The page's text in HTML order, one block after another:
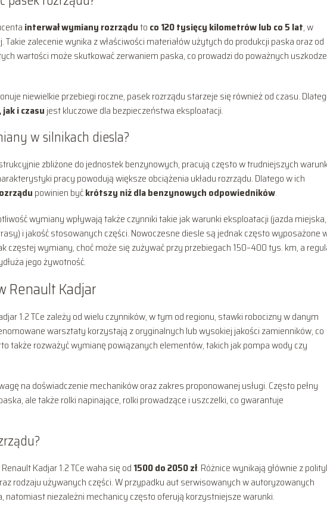
interwał wymiany rozrząduto co 120 tysięcy kilometrów lub co 5 lat, w
zalecenie wynika z właściwości materiałów użytych do produkcji paska oraz od
wartości może skutkować zerwaniem paska, co prowadzi do poważnych
niewielkie przebiegi roczne, pasek rozrządu starzeje się również od czasu.
i czasu jest kluczowe dla bezpieczeństwa eksploatacji.
w silnikach diesla?
zbliżone do jednostek benzynowych, pracują często w trudniejszych
pracy powodują większe obciążenia układu rozrządu. Dlatego w ich
powinien byćkrótszy niż dla benzynowych odpowiedników.
wymiany wpływają także czynniki takie jak warunki eksploatacji (jazda miejska,
i jakość stosowanych części. Nowoczesne diesle są jednak często wyposażone
częstej wymiany, choć może się zużywać przy przebiegach 150–400 tys. km, a
jego żywotność.
Renault Kadjar
1.2 TCe zależy od wielu czynników, w tym od regionu, stawki robocizny w danym
warsztaty korzystają z oryginalnych lub wysokiej jakości zamienników, co
także rozważyć wymianę powiązanych elementów, takich jak pompa wody czy
na doświadczenie mechaników oraz zakres proponowanej usługi. Często pełny
ale także rolki napinające, rolki prowadzące i uszczelki, co gwarantuje
Kadjar 1.2 TCe waha się od 1500 do 2050 zł. Różnice wynikają głównie z
rodzaju używanych części. W przypadku aut serwisowanych w autoryzowanych
natomiast niezależni mechanicy często oferują korzystniejsze warunki.